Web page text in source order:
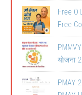
Free O
Free
योजना
PMAY